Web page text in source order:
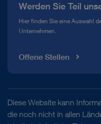
Werden Sie Teil
Hier finden Sie eine Auswahl
Unternehmen.
Offene Stellen
Diese Website kann
die noch nicht in allen